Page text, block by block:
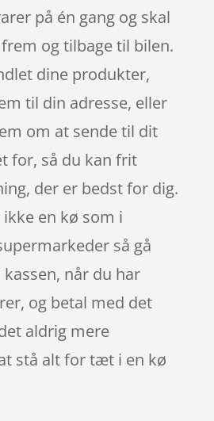
på én gang og skal
og tilbage til bilen.
dine produkter,
til din adresse, eller
om at sende til dit
for, så du kan frit
der er bedst for dig.
en kø som i
så gå
når du har
og betal med det
aldrig mere
stå alt for tæt i en kø